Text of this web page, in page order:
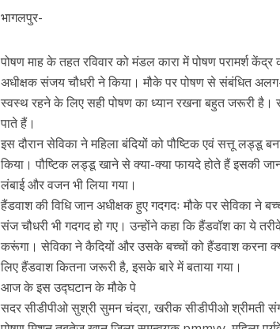
भागलपुर-
पोषण माह के तहत रविवार को मंडल कारा में पोषण परामर्श
अधीक्षक संजय चौधरी ने किया। मौके पर पोषण से संबंधित
स्वस्थ रहने के लिए सही पोषण का ध्यान रखना बहुत जरूरी है।
पाते हैं।
इस दौरान सेविका ने महिला बंदियों को पौष्टिक एवं सत्तू लड्डू
किया। पौष्टिक लड्डू खाने से क्या-क्या फायदे होते हैं इसकी
लंबाई और वजन भी लिया गया।
हैंडवाश की विधि जान अधीक्षक हुए गदगदः मौके पर सेविका
संज चौधरी भी गदगद हो गए। उन्होंने कहा कि हैंडवॉश का ये
करूंगा। सेविका ने कैदियों और उसके बच्चों को हैंडवाश करना
लिए हैंडवाश कितना जरूरी है, इसके बारे में बताया गया।
आज के इस उद्घटान के मौके पे
सदर सीडीपीओ सुश्री सुमन चंद्रा, खरीक सीडीपीओ श्रीमती